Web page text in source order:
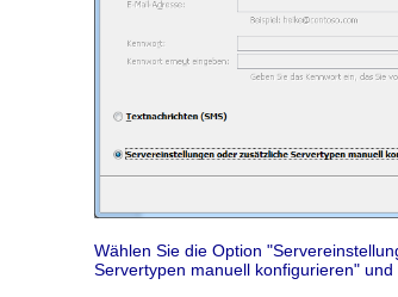
Wählen Sie die Option
Servertypen manuell konfigurieren"